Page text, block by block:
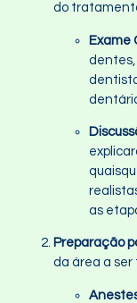
do
Exame
dentes,
as
Preparação
da área a ser